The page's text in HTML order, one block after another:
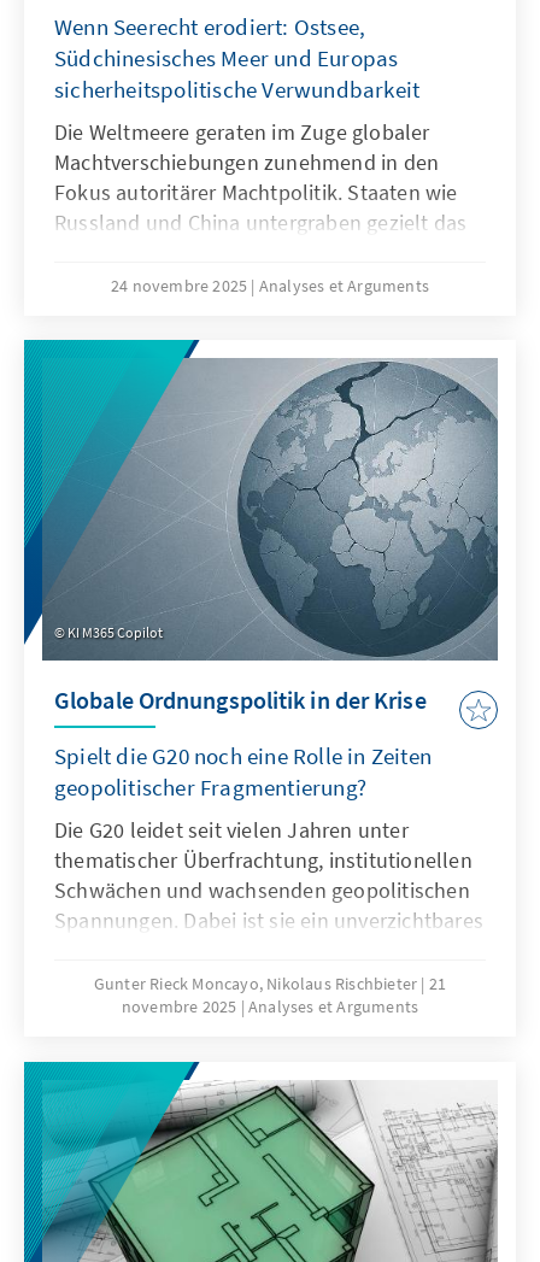
Produkte besser zu den institutionalisierten
Strukturen passen.
Wenn Seerecht erodiert: Ostsee,
Südchinesisches Meer und Europas
sicherheitspolitische Verwundbarkeit
Die Weltmeere geraten im Zuge globaler
Machtverschiebungen zunehmend in den
Fokus autoritärer Machtpolitik. Staaten wie
Russland und China untergraben gezielt das
formen – eine Praxis, die als „Lawfare“
Sabotageakte Europas Verwundbarkeit, im
Südchinesischen Meer demonstriert China,
wie Recht zur Machtfrage wird. Beide Fälle
verdeutlichen: Wo das Seerecht unterwandert
wird, geraten Europas Sicherheit,
Handlungsfähigkeit und die regelbasierte
Ordnung ins Wanken.
24 novembre 2025 Analyses et Arguments
KI M365 Copilot
Globale Ordnungspolitik in der Krise
Spielt die G20 noch eine Rolle in Zeiten
geopolitischer Fragmentierung?
Die G20 leidet seit vielen Jahren unter
thematischer Überfrachtung, institutionellen
Schwächen und wachsenden geopolitischen
Spannungen. Dabei ist sie ein unverzichtbares
muss daher ihre Legitimität und Wirksamkeit
zurückgewinnen. Dies kann nur gelingen,
konzentriert, die Troika zu einer mehrjährigen
Planungsinstanz weiterentwickelt, die OECD
als Quasi-Sekretariat institutionell stärkt und
ihre Arbeitsweise stärker auf umsetzbare
Ergebnisse ausrichtet.
Gunter Rieck Moncayo, Nikolaus Rischbieter 21
novembre 2025 Analyses et Arguments